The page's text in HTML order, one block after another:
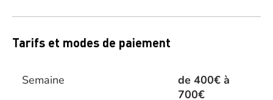
Tarifs et modes de paiement
Semaine
de 400€ à
700€